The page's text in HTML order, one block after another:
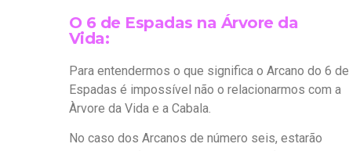
O 6 de Espadas na Árvore da
Vida:
Para entendermos o que significa o Arcano do 6 de
Espadas é impossível não o relacionarmos com a
Àrvore da Vida e a Cabala.
No caso dos Arcanos de número seis, estarão